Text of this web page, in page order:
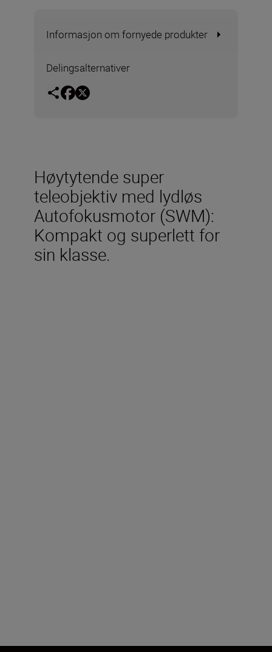
Informasjon om fornyede produkter
Delingsalternativer
Høytytende super
teleobjektiv med lydløs
Autofokusmotor (SWM):
Kompakt og superlett for
sin klasse.